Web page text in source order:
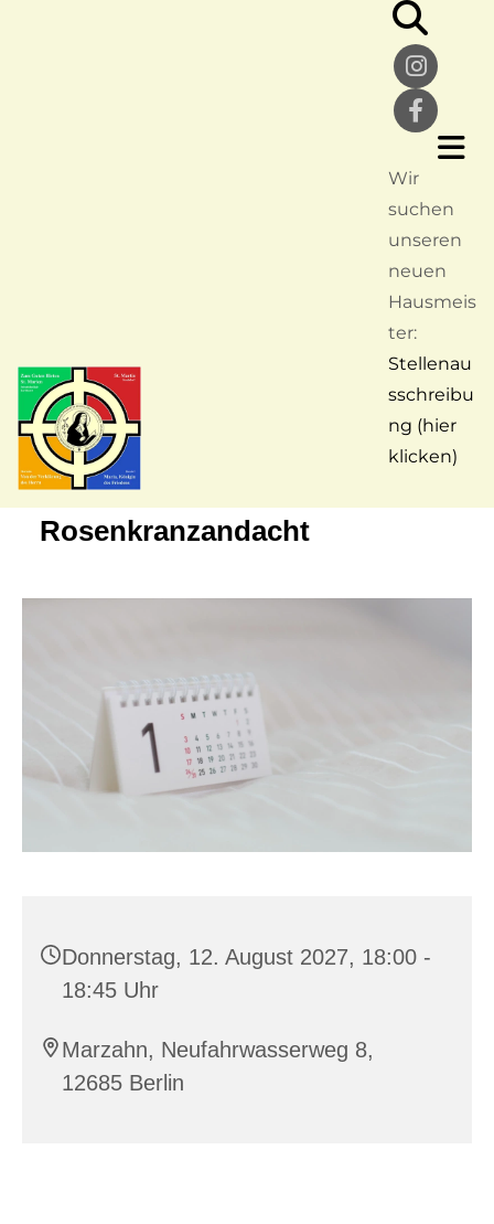
Wir
suchen
unseren
neuen
Hausmeis
ter:
Stellenau
sschreibu
ng (hier
klicken)
Rosenkranzandacht
Donnerstag, 12. August 2027, 18:00 -
18:45 Uhr
Marzahn, Neufahrwasserweg 8,
12685 Berlin